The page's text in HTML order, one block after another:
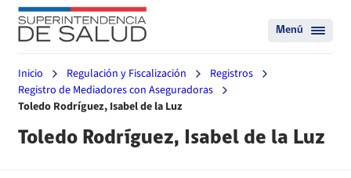
Menú
Inicio Regulación y Fiscalización
Registros
Registro de Mediadores con Aseguradoras
Toledo Rodríguez, Isabel de la Luz
Toledo Rodríguez, Isabel de la Luz